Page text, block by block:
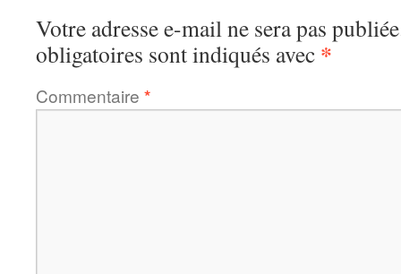
Votre adresse e-mail ne sera pas
obligatoires sont indiqués avec *
Commentaire *